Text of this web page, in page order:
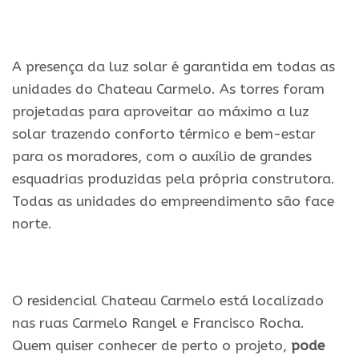
A presença da luz solar é garantida em todas as
unidades do Chateau Carmelo. As torres foram
projetadas para aproveitar ao máximo a luz
solar trazendo conforto térmico e bem-estar
para os moradores, com o auxílio de grandes
esquadrias produzidas pela própria construtora.
Todas as unidades do empreendimento são face
norte.
O residencial Chateau Carmelo está localizado
nas ruas Carmelo Rangel e Francisco Rocha.
Quem quiser conhecer de perto o projeto, pode